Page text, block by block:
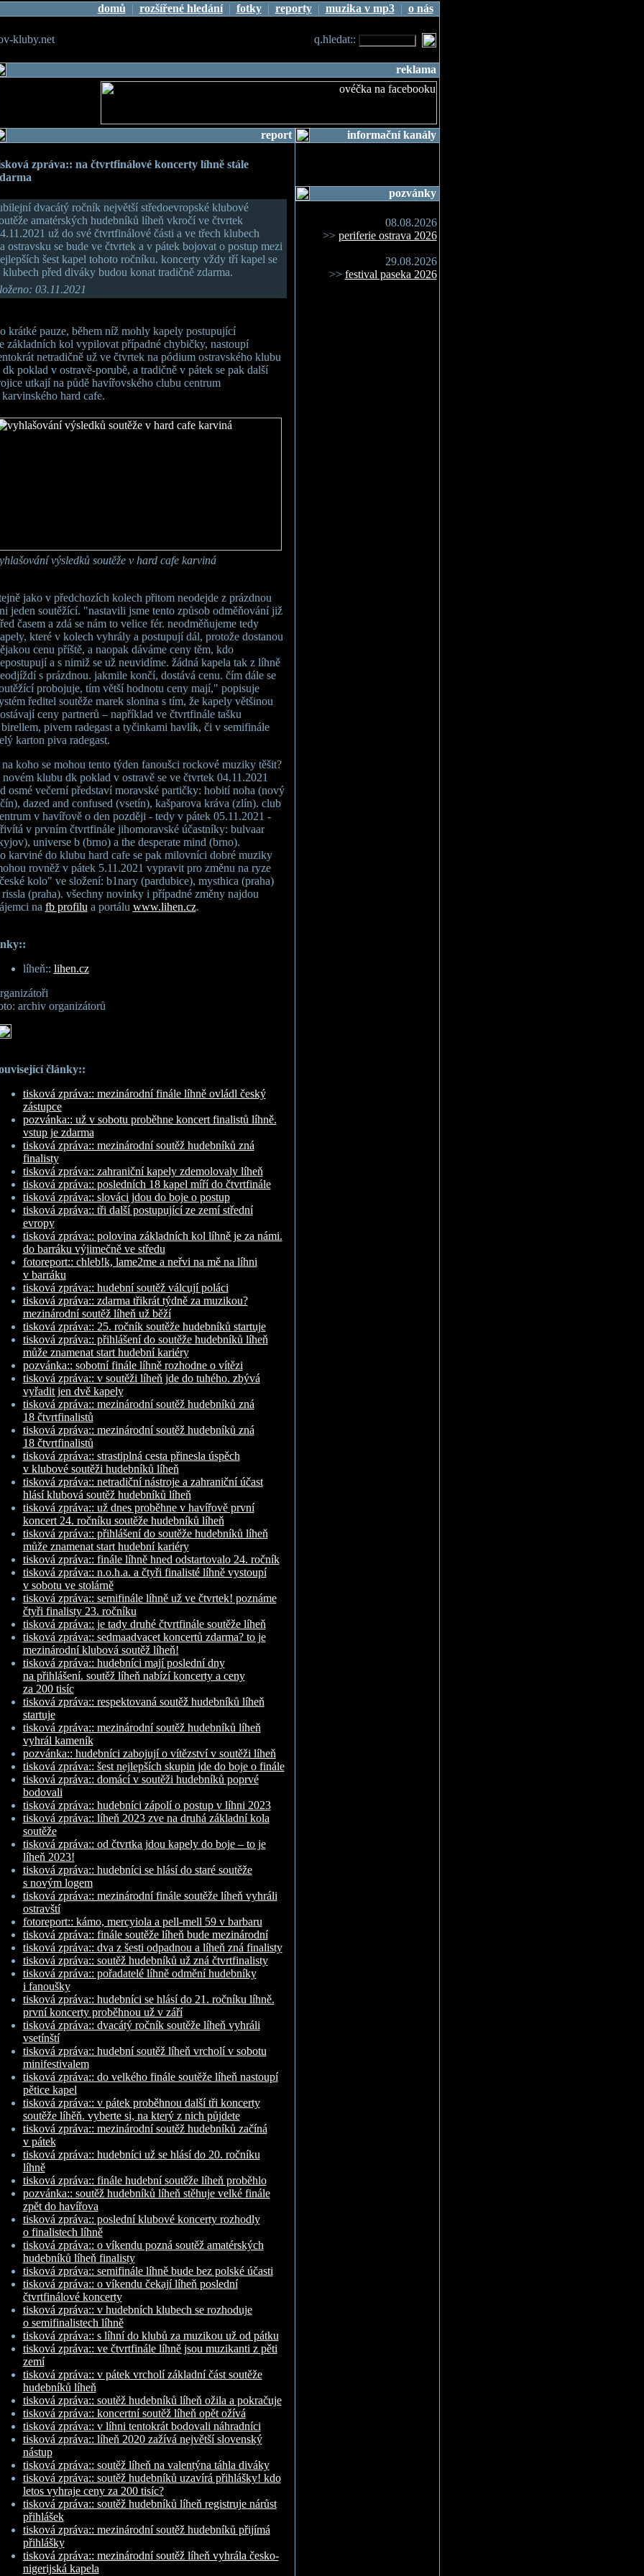
domů | rozšířené hledání| fotky| reporty| muzika v mp3| o nás
kluby.net q.hledat::
reklama
report
zpráva:: na čtvrtfinálové koncerty líhně stále
dvacátý ročník největší středoevropské klubové
amatérských hudebníků líheň vkročí ve čtvrtek
už do své čtvrtfinálové části a ve třech klubech
ostravsku se bude ve čtvrtek a v pátek bojovat o postup mezi
šest kapel tohoto ročníku. koncerty vždy tří kapel se
klubech před diváky budou konat tradičně zdarma.
03.11.2021
krátké pauze, během níž mohly kapely postupující
základních kol vypilovat případné chybičky, nastoupí
netradičně už ve čtvrtek na pódium ostravského klubu
dk poklad v ostravě-porubě, a tradičně v pátek se pak další
utkají na půdě havířovského clubu centrum
karvinského hard cafe.
výsledků soutěže v hard cafe karviná
jako v předchozích kolech přitom neodejde z prázdnou
jeden soutěžící. "nastavili jsme tento způsob odměňování již
časem a zdá se nám to velice fér. neodměňujeme tedy
které v kolech vyhrály a postupují dál, protože dostanou
cenu příště, a naopak dáváme ceny těm, kdo
a s nimiž se už neuvidíme. žádná kapela tak z líhně
s prázdnou. jakmile končí, dostává cenu. čím dále se
probojuje, tím větší hodnotu ceny mají," popisuje
ředitel soutěže marek slonina s tím, že kapely většinou
ceny partnerů – například ve čtvrtfinále tašku
birellem, pivem radegast a tyčinkami havlík, či v semifinále
karton piva radegast.
na koho se mohou tento týden fanoušci rockové muziky těšit?
novém klubu dk poklad v ostravě se ve čtvrtek 04.11.2021
osmé večerní představí moravské partičky: hobití noha (nový
dazed and confused (vsetín), kašparova kráva (zlín). club
v havířově o den později - tedy v pátek 05.11.2021 -
v prvním čtvrtfinále jihomoravské účastníky: bulvaar
universe b (brno) a the desperate mind (brno).
karviné do klubu hard cafe se pak milovníci dobré muziky
rovněž v pátek 5.11.2021 vypravit pro změnu na ryze
kolo" ve složení: b1nary (pardubice), mysthica (praha)
rissla (praha). všechny novinky i případné změny najdou
na fb profilu a portálu www.lihen.cz.
líheň:: lihen.cz
archiv organizátorů
články::
tisková zpráva:: mezinárodní finále líhně ovládl český
zástupce
pozvánka:: už v sobotu proběhne koncert finalistů líhně.
vstup je zdarma
tisková zpráva:: mezinárodní soutěž hudebníků zná
finalisty
tisková zpráva:: zahraniční kapely zdemolovaly líheň
tisková zpráva:: posledních 18 kapel míří do čtvrtfinále
tisková zpráva:: slováci jdou do boje o postup
tisková zpráva:: tři další postupující ze zemí střední
evropy
tisková zpráva:: polovina základních kol líhně je za námi.
do barráku výjimečně ve středu
fotoreport:: chleb!k, lame2me a neřvi na mě na líhni
v barráku
tisková zpráva:: hudební soutěž válcují poláci
tisková zpráva:: zdarma třikrát týdně za muzikou?
mezinárodní soutěž líheň už běží
tisková zpráva:: 25. ročník soutěže hudebníků startuje
tisková zpráva:: přihlášení do soutěže hudebníků líheň
může znamenat start hudební kariéry
pozvánka:: sobotní finále líhně rozhodne o vítězi
tisková zpráva:: v soutěži líheň jde do tuhého. zbývá
vyřadit jen dvě kapely
tisková zpráva:: mezinárodní soutěž hudebníků zná
18 čtvrtfinalistů
tisková zpráva:: mezinárodní soutěž hudebníků zná
18 čtvrtfinalistů
tisková zpráva:: strastiplná cesta přinesla úspěch
v klubové soutěži hudebníků líheň
tisková zpráva:: netradiční nástroje a zahraniční účast
hlásí klubová soutěž hudebníků líheň
tisková zpráva:: už dnes proběhne v havířově první
koncert 24. ročníku soutěže hudebníků líheň
tisková zpráva:: přihlášení do soutěže hudebníků líheň
může znamenat start hudební kariéry
tisková zpráva:: finále líhně hned odstartovalo 24. ročník
tisková zpráva:: n.o.h.a. a čtyři finalisté líhně vystoupí
v sobotu ve stolárně
tisková zpráva:: semifinále líhně už ve čtvrtek! poznáme
čtyři finalisty 23. ročníku
tisková zpráva:: je tady druhé čtvrtfinále soutěže líheň
tisková zpráva:: sedmaadvacet koncertů zdarma? to je
mezinárodní klubová soutěž líheň!
tisková zpráva:: hudebníci mají poslední dny
na přihlášení. soutěž líheň nabízí koncerty a ceny
za 200 tisíc
tisková zpráva:: respektovaná soutěž hudebníků líheň
startuje
tisková zpráva:: mezinárodní soutěž hudebníků líheň
vyhrál kameník
pozvánka:: hudebníci zabojují o vítězství v soutěži líheň
tisková zpráva:: šest nejlepších skupin jde do boje o finále
tisková zpráva:: domácí v soutěži hudebníků poprvé
bodovali
tisková zpráva:: hudebníci zápolí o postup v líhni 2023
tisková zpráva:: líheň 2023 zve na druhá základní kola
soutěže
tisková zpráva:: od čtvrtka jdou kapely do boje – to je
líheň 2023!
tisková zpráva:: hudebníci se hlásí do staré soutěže
s novým logem
tisková zpráva:: mezinárodní finále soutěže líheň vyhráli
ostravští
fotoreport:: kámo, mercyiola a pell-mell 59 v barbaru
tisková zpráva:: finále soutěže líheň bude mezinárodní
tisková zpráva:: dva z šesti odpadnou a líheň zná finalisty
tisková zpráva:: soutěž hudebníků už zná čtvrtfinalisty
tisková zpráva:: pořadatelé líhně odmění hudebníky
i fanoušky
tisková zpráva:: hudebníci se hlásí do 21. ročníku líhně.
první koncerty proběhnou už v září
tisková zpráva:: dvacátý ročník soutěže líheň vyhráli
vsetínští
tisková zpráva:: hudební soutěž líheň vrcholí v sobotu
minifestivalem
tisková zpráva:: do velkého finále soutěže líheň nastoupí
pětice kapel
tisková zpráva:: v pátek proběhnou další tři koncerty
soutěže líhěň. vyberte si, na který z nich půjdete
tisková zpráva:: mezinárodní soutěž hudebníků začíná
v pátek
tisková zpráva:: hudebníci už se hlásí do 20. ročníku
líhně
tisková zpráva:: finále hudební soutěže líheň proběhlo
pozvánka:: soutěž hudebníků líheň stěhuje velké finále
zpět do havířova
tisková zpráva:: poslední klubové koncerty rozhodly
o finalistech líhně
tisková zpráva:: o víkendu pozná soutěž amatérských
hudebníků líheň finalisty
tisková zpráva:: semifinále líhně bude bez polské účasti
tisková zpráva:: o víkendu čekají líheň poslední
čtvrtfinálové koncerty
tisková zpráva:: v hudebních klubech se rozhoduje
o semifinalistech líhně
tisková zpráva:: s líhní do klubů za muzikou už od pátku
tisková zpráva:: ve čtvrtfinále líhně jsou muzikanti z pěti
zemí
tisková zpráva:: v pátek vrcholí základní část soutěže
hudebníků líheň
tisková zpráva:: soutěž hudebníků líheň ožila a pokračuje
tisková zpráva:: koncertní soutěž líheň opět ožívá
tisková zpráva:: v líhni tentokrát bodovali náhradníci
tisková zpráva:: líheň 2020 zažívá největší slovenský
nástup
tisková zpráva:: soutěž líheň na valentýna táhla diváky
tisková zpráva:: soutěž hudebníků uzavírá přihlášky! kdo
letos vyhraje ceny za 200 tisíc?
tisková zpráva:: soutěž hudebníků líheň registruje nárůst
přihlášek
tisková zpráva:: mezinárodní soutěž hudebníků přijímá
přihlášky
tisková zpráva:: mezinárodní soutěž líheň vyhrála česko-
nigerijská kapela
informační kanály
pozvánky
08.08.2026
>> periferie ostrava 2026
29.08.2026
>> festival paseka 2026